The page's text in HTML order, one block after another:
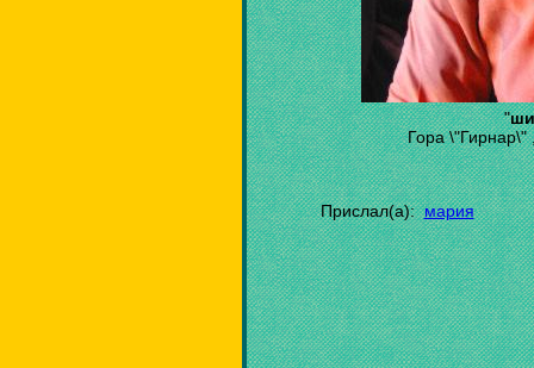
"
Гора \"Гирнар\"
Прислал(а):мария